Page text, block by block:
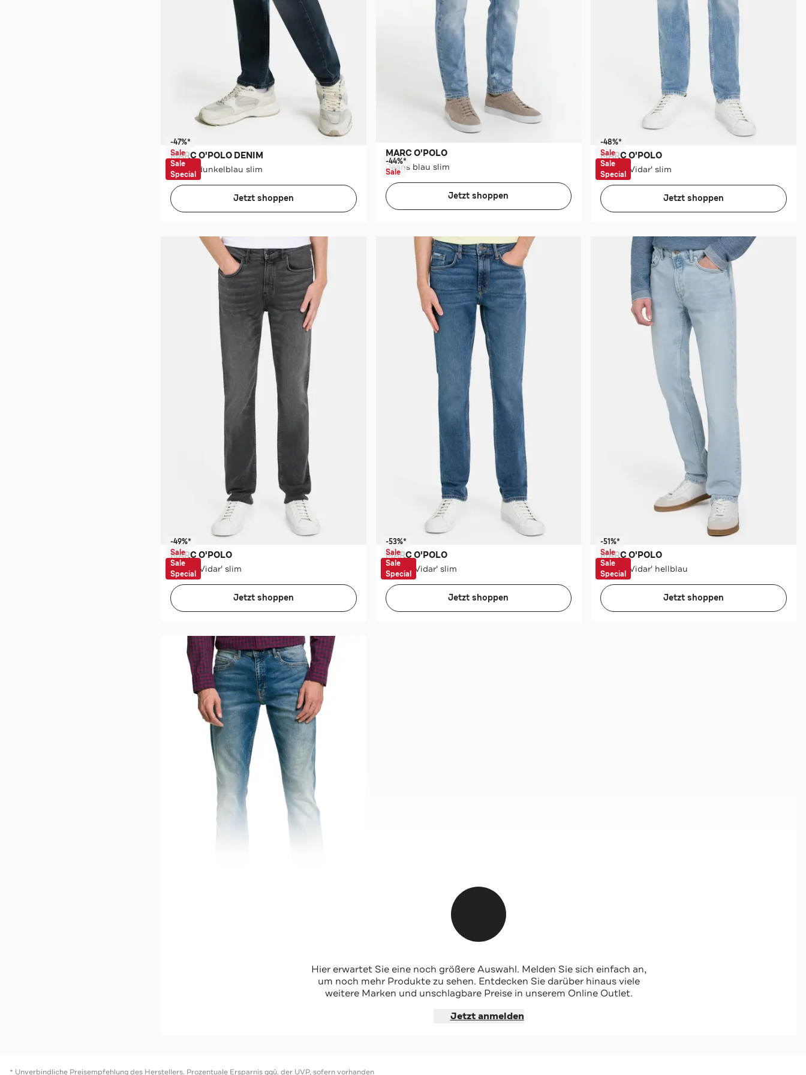
MARC O'POLO DENIM
Jeans dunkelblau slim
-47%*
Sale
Sale
Special
Jetzt shoppen
MARC O'POLO
Jeans blau slim
-44%*
Sale
Jetzt shoppen
MARC O'POLO
Jeans 'Vidar' slim
-48%*
Sale
Sale
Special
Jetzt shoppen
MARC O'POLO
Jeans 'Vidar' slim
-49%*
Sale
Sale
Special
Jetzt shoppen
MARC O'POLO
Jeans 'Vidar' slim
-53%*
Sale
Sale
Special
Jetzt shoppen
MARC O'POLO
Jeans 'Vidar' hellblau
-51%*
Sale
Sale
Special
Jetzt shoppen
Hier erwartet Sie eine noch größere Auswahl. Melden Sie sich einfach an,
um noch mehr Produkte zu sehen. Entdecken Sie darüber hinaus viele
weitere Marken und unschlagbare Preise in unserem Online Outlet.
Jetzt anmelden
* Unverbindliche Preisempfehlung des Herstellers. Prozentuale Ersparnis ggü. der UVP, sofern vorhanden